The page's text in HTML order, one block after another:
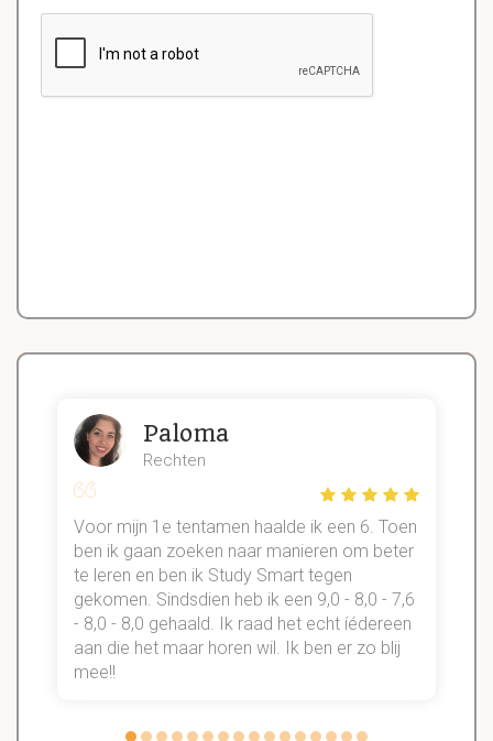
Paloma
Rechten
Voor mijn 1e tentamen haalde ik een 6. Toen
ben ik gaan zoeken naar manieren om beter
te leren en ben ik Study Smart tegen
gekomen. Sindsdien heb ik een 9,0 - 8,0 - 7,6
- 8,0 - 8,0 gehaald. Ik raad het echt íédereen
aan die het maar horen wil. Ik ben er zo blij
mee!!